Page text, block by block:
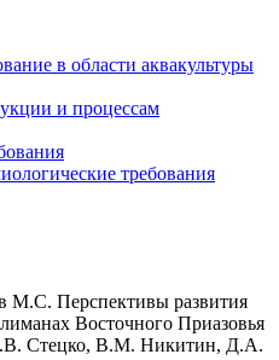
в области аквакультуры
и процессам
требования
М.С. Перспективы развития
Восточного Приазовья
Стецко, В.М. Никитин, Д.А.